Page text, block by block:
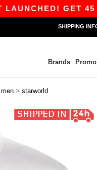
GET 45 ZŁ
SHIPPING
Brands
men > starworld